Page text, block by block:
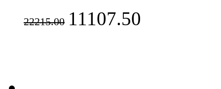
22215.00 11107.50